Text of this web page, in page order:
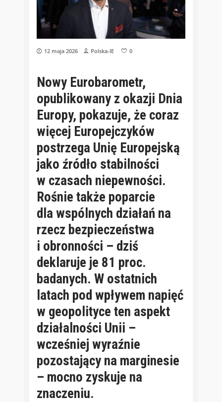
12 maja 2026 Polska-IE 0
Nowy Eurobarometr,
opublikowany z okazji Dnia
Europy, pokazuje, że coraz
więcej Europejczyków
postrzega Unię Europejską
jako źródło stabilności
w czasach niepewności.
Rośnie także poparcie
dla wspólnych działań na
rzecz bezpieczeństwa
i obronności – dziś
deklaruje je 81 proc.
badanych. W ostatnich
latach pod wpływem napięć
w geopolityce ten aspekt
działalności Unii –
wcześniej wyraźnie
pozostający na marginesie
– mocno zyskuje na
znaczeniu.